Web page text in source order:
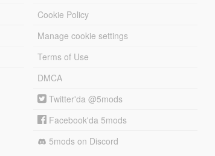
Cookie Policy
Manage cookie settings
Terms of Use
DMCA
Twitter'da @5mods
Facebook'da 5mods
5mods on Discord